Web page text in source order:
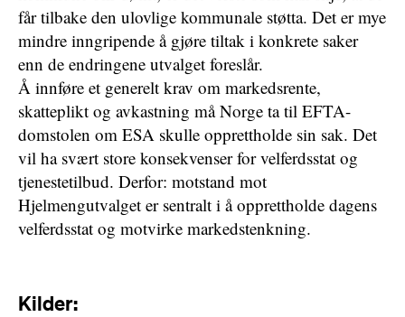
får tilbake den ulovlige kommunale støtta. Det er mye
mindre inngripende å gjøre tiltak i konkrete saker
enn de endringene utvalget foreslår.
Å innføre et generelt krav om markedsrente,
skatteplikt og avkastning må Norge ta til EFTA-
domstolen om ESA skulle opprettholde sin sak. Det
vil ha svært store konsekvenser for velferdsstat og
tjenestetilbud. Derfor: motstand mot
Hjelmengutvalget er sentralt i å opprettholde dagens
velferdsstat og motvirke markedstenkning.
Kilder: